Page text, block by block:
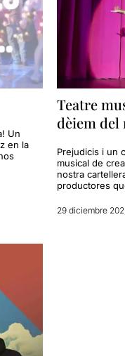
Un
en la
Teatre
dèiem del
Prejudicis i un
musical de
nostra
productores
29 diciembre